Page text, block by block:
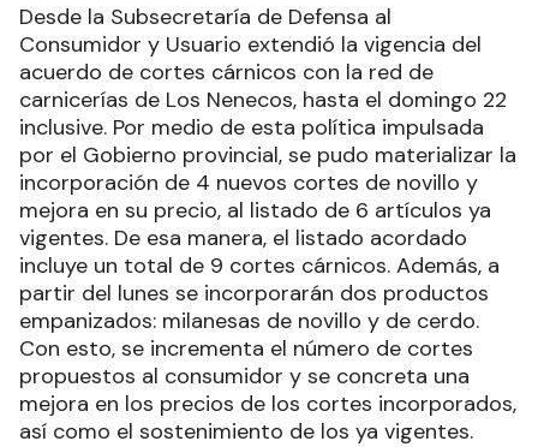
Desde la Subsecretaría de Defensa al
Consumidor y Usuario extendió la vigencia del
acuerdo de cortes cárnicos con la red de
carnicerías de Los Nenecos, hasta el domingo 22
inclusive. Por medio de esta política impulsada
por el Gobierno provincial, se pudo materializar la
incorporación de 4 nuevos cortes de novillo y
mejora en su precio, al listado de 6 artículos ya
vigentes. De esa manera, el listado acordado
incluye un total de 9 cortes cárnicos. Además, a
partir del lunes se incorporarán dos productos
empanizados: milanesas de novillo y de cerdo.
Con esto, se incrementa el número de cortes
propuestos al consumidor y se concreta una
mejora en los precios de los cortes incorporados,
así como el sostenimiento de los ya vigentes.